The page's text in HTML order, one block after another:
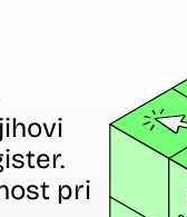
pri